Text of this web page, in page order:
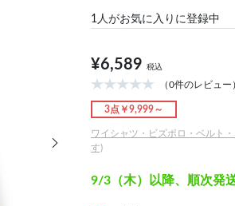
次の画像
1人がお気に入りに登録中
¥6,589 税込
（0件のレビュー
3点￥9,999～
ワイシャツ・ビズポロ・ベルト
す)
9/3（木）以降、順次発